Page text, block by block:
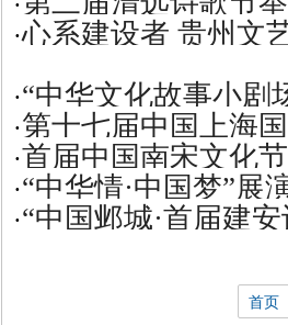
·心系建设者 贵州文
举行
·“中华文化故事小剧
·第十七届中国上海
原野
·首届中国南宋文化
·“中华情·中国梦”展
·“中国邺城·首届建
首页